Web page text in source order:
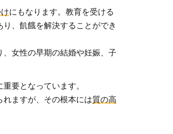
にもなります。教育を受ける
、飢餓を解決することができ
女性の早期の結婚や妊娠、子
要となっています。
れますが、その根本には質の高